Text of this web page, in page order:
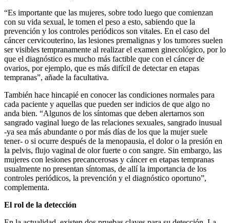
“Es importante que las mujeres, sobre todo luego que comienzan
con su vida sexual, le tomen el peso a esto, sabiendo que la
prevención y los controles periódicos son vitales. En el caso del
cáncer cervicouterino, las lesiones premalignas y los tumores suelen
ser visibles tempranamente al realizar el examen ginecológico, por lo
que el diagnóstico es mucho más factible que con el cáncer de
ovarios, por ejemplo, que es más difícil de detectar en etapas
tempranas”, añade la facultativa.
También hace hincapié en conocer las condiciones normales para
cada paciente y aquellas que pueden ser indicios de que algo no
anda bien. “Algunos de los síntomas que deben alertarnos son
sangrado vaginal luego de las relaciones sexuales, sangrado inusual
-ya sea más abundante o por más días de los que la mujer suele
tener- o si ocurre después de la menopausia, el dolor o la presión en
la pelvis, flujo vaginal de olor fuerte o con sangre. Sin embargo, las
mujeres con lesiones precancerosas y cáncer en etapas tempranas
usualmente no presentan síntomas, de allí la importancia de los
controles periódicos, la prevención y el diagnóstico oportuno”,
complementa.
El rol de la detección